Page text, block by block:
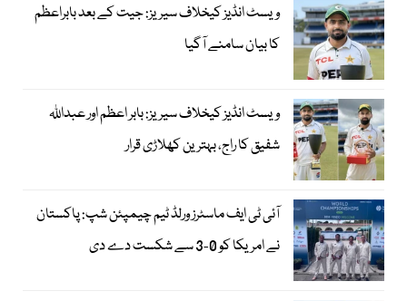
ویسٹ انڈیز کیخلاف سیریز: جیت کے بعد بابراعظم
کا بیان سامنے آگیا
ویسٹ انڈیز کیخلاف سیریز: بابر اعظم اور عبداللہ
شفیق کا راج، بہترین کھلاڑی قرار
آئی ٹی ایف ماسٹرز ورلڈ ٹیم چیمپئن شپ: پاکستان
نے امریکا کو 0-3 سے شکست دے دی